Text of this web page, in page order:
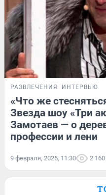
РАЗВЛЕЧЕНИЯ ИНТЕРВЬЮ
«Что же
Звезда шоу «Три
Замотаев — о
профессии и лени
9 февраля, 2025, 11:30 2 160